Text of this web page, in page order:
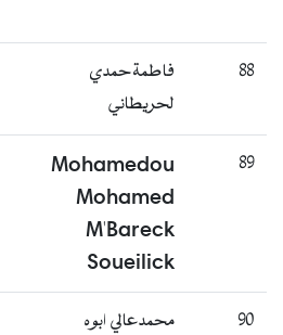
88
فاطمةحمدي
لحريطاني
89
Mohamedou
Mohamed
M'Bareck
Soueilick
90 محمدعالي ابوه